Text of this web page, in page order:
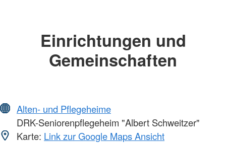
Einrichtungen und
Gemeinschaften
Alten- und Pflegeheime
DRK-Seniorenpflegeheim "Albert Schweitzer"
Karte: Link zur Google Maps Ansicht